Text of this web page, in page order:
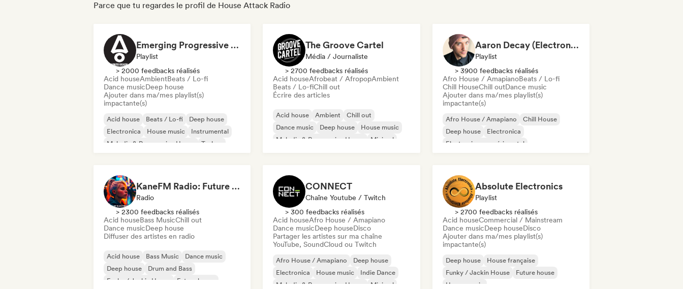
Parce que tu regardes le profil de House Attack Radio
Emerging Progressive and Melodic House Artists
Playlist
> 2000 feedbacks réalisés
Acid houseAmbientBeats / Lo-fi
Dance musicDeep house
Ajouter dans ma/mes playlist(s)
impactante(s)
Acid house Beats / Lo-fi
Deep house
Electronica
House music
Instrumental
Melodic & Progressive House
Techno
The Groove Cartel
Média / Journaliste
> 2700 feedbacks réalisés
Acid houseAfrobeat / AfropopAmbient
Beats / Lo-fiChill out
Écrire des articles
Acid house Ambient
Chill out
Dance music
Deep house
House music
Melodic & Progressive House
Minimal
Aaron Decay (Electronic Dream & Chill Electronic Dream playlists)
Playlist
> 3900 feedbacks réalisés
Afro House / AmapianoBeats / Lo-fi
Chill HouseChill outDance music
Ajouter dans ma/mes playlist(s)
impactante(s)
Afro House / Amapiano
Chill House
Deep house
Electronica
Electronique expérimental
KaneFM Radio: Future of Electronic
Radio
> 2300 feedbacks réalisés
Acid houseBass MusicChill out
Dance musicDeep house
Diffuser des artistes en radio
Acid house Bass Music
Dance music
Deep house
Drum and Bass
Funky / Jackin House
Future house
CONNECT
Chaîne Youtube / Twitch
> 300 feedbacks réalisés
Acid houseAfro House / Amapiano
Dance musicDeep houseDisco
Partager les artistes sur ma chaîne
YouTube, SoundCloud ou Twitch
Afro House / Amapiano
Deep house
Electronica
House music
Indie Dance
Melodic & Progressive House
Minimal
Absolute Electronics
Playlist
> 2700 feedbacks réalisés
Acid houseCommercial / Mainstream
Dance musicDeep houseDisco
Ajouter dans ma/mes playlist(s)
impactante(s)
Deep house
House française
Funky / Jackin House
Future house
House music